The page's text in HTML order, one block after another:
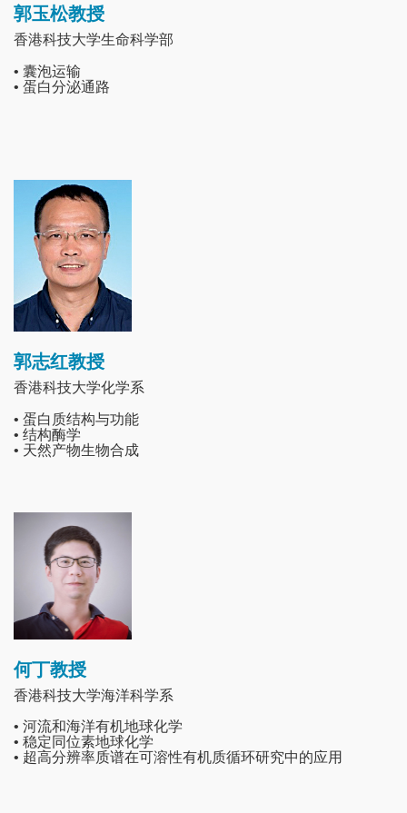
郭玉松教授
香港科技大学生命科学部
• 囊泡运输
• 蛋白分泌通路
Image
郭志红教授
香港科技大学化学系
• 蛋白质结构与功能
• 结构酶学
• 天然产物生物合成
Image
何丁教授
香港科技大学海洋科学系
• 河流和海洋有机地球化学
• 稳定同位素地球化学
• 超高分辨率质谱在可溶性有机质循环研究中的应用